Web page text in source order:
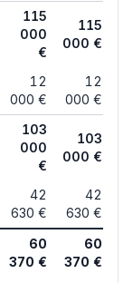
115
000
€
115
000 €
12
000 €
12
000 €
103
000
€
103
000 €
42
630 €
42
630 €
60
370 €
60
370 €